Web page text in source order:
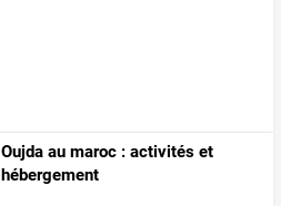
Oujda au maroc : activités et
hébergement